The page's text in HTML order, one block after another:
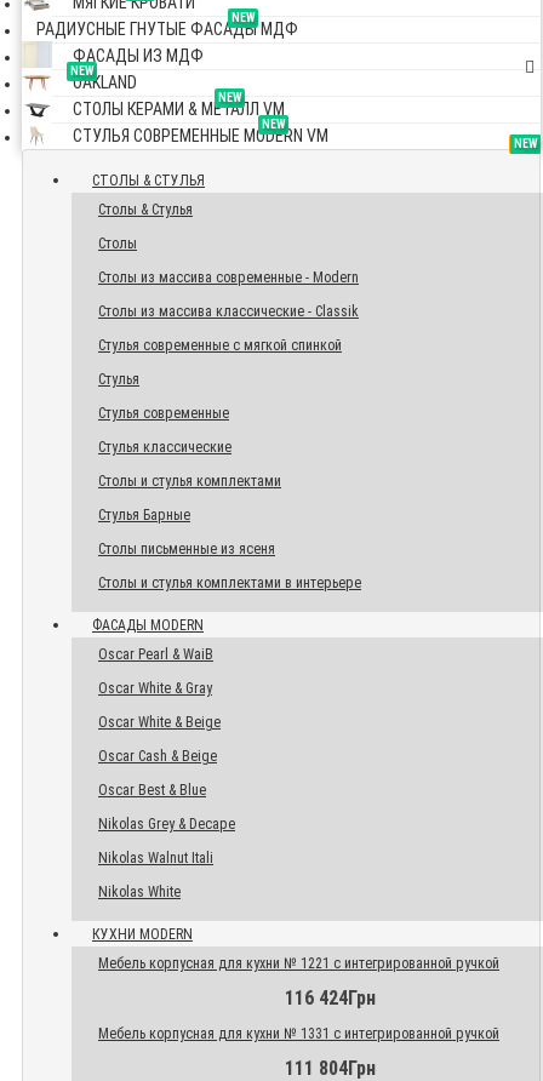
NEW
РАДИУСНЫЕ ГНУТЫЕ ФАСАДЫ МДФ
ФАСАДЫ ИЗ МДФ
NEW
OAKLAND
NEW
СТОЛЫ КЕРАМИ & МЕТАЛЛ VM
NEW
СТУЛЬЯ СОВРЕМЕННЫЕ MODERN VM TOP
СТОЛЫ & СТУЛЬЯ
Столы & Стулья
Столы
Столы из массива современные - Modern
Столы из массива классические - Classik
Стулья современные с мягкой спинкой
Стулья
Стулья современные
Стулья классические
Столы и стулья комплектами
Стулья Барные
Столы письменные из ясеня
Столы и стулья комплектами в интерьере
NEW
ФАСАДЫ MODERN
Oscar Pearl & WaiB
Oscar White & Gray
Oscar White & Beige
Oscar Cash & Beige
Oscar Best & Blue
Nikolas Grey & Decape
Nikolas Walnut Itali
Nikolas White
NEW
КУХНИ MODERN
Мебель корпусная для кухни № 1221 с интегрированной ручкой
116 424Грн
Мебель корпусная для кухни № 1331 с интегрированной ручкой
111 804Грн
NEW